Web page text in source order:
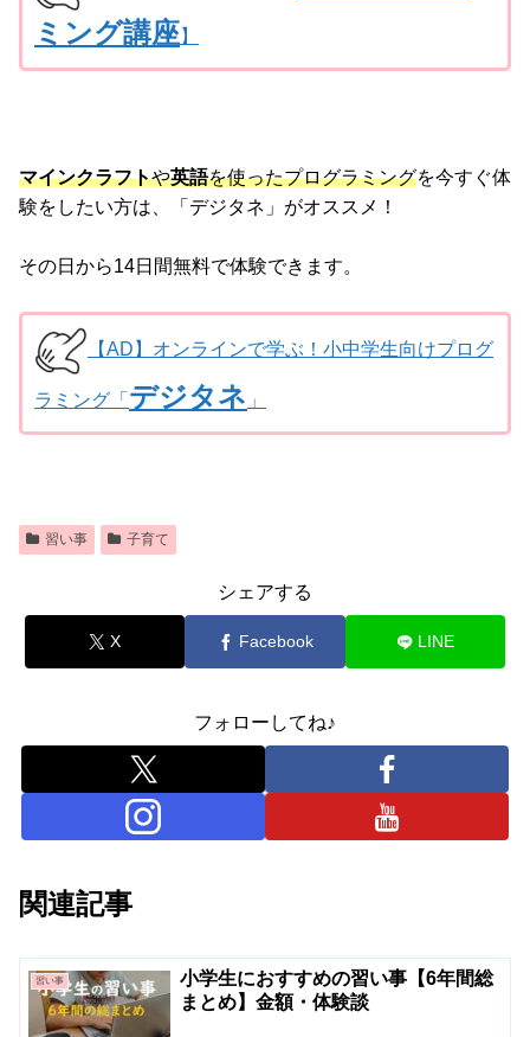
ミング講座】
マインクラフトや英語を使ったプログラミングを今すぐ体
験をしたい方は、「デジタネ」がオススメ！
その日から14日間無料で体験できます。
【AD】オンラインで学ぶ！小中学生向けプログ
ラミング「 デジタネ 」
習い事 子育て
シェアする
X Facebook LINE
フォローしてね♪
関連記事
習い事
小学生におすすめの習い事【6年間総
まとめ】金額・体験談